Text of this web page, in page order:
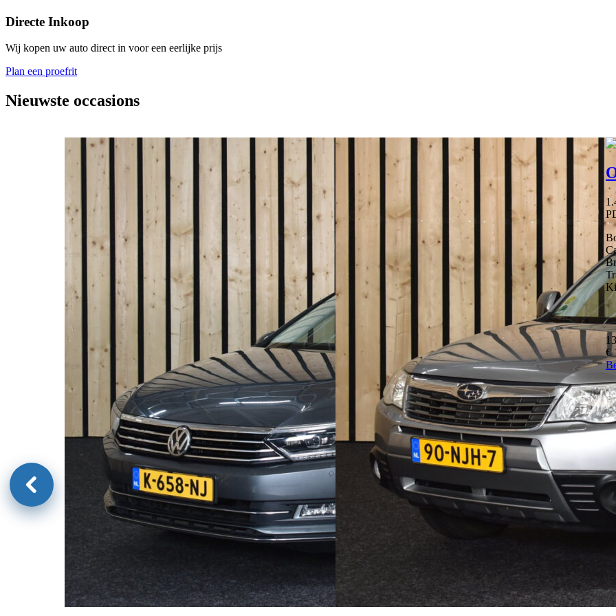
Directe Inkoop
Wij kopen uw auto direct in voor een eerlijke prijs
Plan een proefrit
Nieuwste occasions
€